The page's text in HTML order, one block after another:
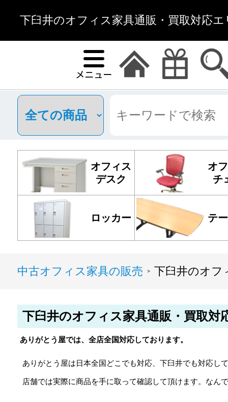
下臼井のオフィス家具通販・買取対応
オフィス
デスク
オ
チ
ロッカー テ
中古オフィス家具の販売 > 下臼井のオフ
下臼井のオフィス家具通販・買取対
ありがとう屋では、全店全国対応しております。
ありがとう屋は日本全国どこでも対応、下臼井でも対応し
店舗では実際に商品を手に取って確認して頂けます。なん